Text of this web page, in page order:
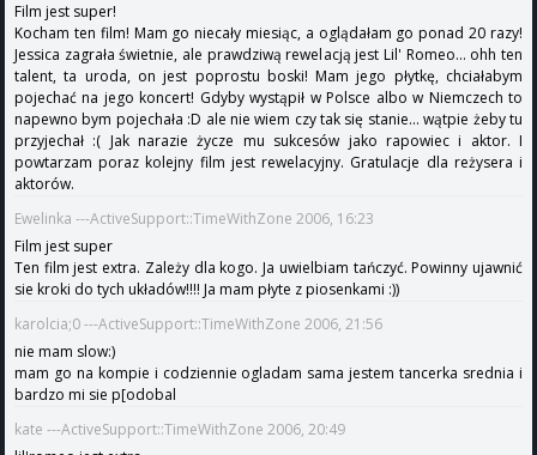
Film jest super!
Kocham ten film! Mam go niecały miesiąc, a oglądałam go ponad 20 razy!
Jessica zagrała świetnie, ale prawdziwą rewelacją jest Lil' Romeo... ohh ten
talent, ta uroda, on jest poprostu boski! Mam jego płytkę, chciałabym
pojechać na jego koncert! Gdyby wystąpił w Polsce albo w Niemczech to
napewno bym pojechała :D ale nie wiem czy tak się stanie... wątpie żeby tu
przyjechał :( Jak narazie życze mu sukcesów jako rapowiec i aktor. I
powtarzam poraz kolejny film jest rewelacyjny. Gratulacje dla reżysera i
aktorów.
Ewelinka ---ActiveSupport::TimeWithZone 2006, 16:23
Film jest super
Ten film jest extra. Zależy dla kogo. Ja uwielbiam tańczyć. Powinny ujawnić
sie kroki do tych układów!!!! Ja mam płyte z piosenkami :))
karolcia;0 ---ActiveSupport::TimeWithZone 2006, 21:56
nie mam slow:)
mam go na kompie i codziennie ogladam sama jestem tancerka srednia i
bardzo mi sie p[odobal
kate ---ActiveSupport::TimeWithZone 2006, 20:49